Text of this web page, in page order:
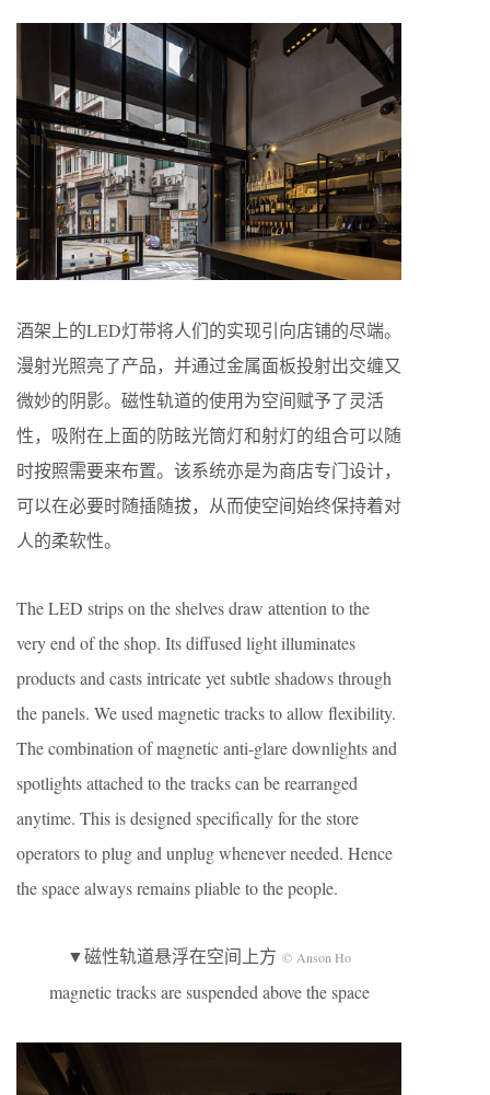
酒架上的LED灯带将人们的实现引向店铺的尽端。
漫射光照亮了产品，并通过金属面板投射出交缠又
微妙的阴影。磁性轨道的使用为空间赋予了灵活
性，吸附在上面的防眩光筒灯和射灯的组合可以随
时按照需要来布置。该系统亦是为商店专门设计，
可以在必要时随插随拔，从而使空间始终保持着对
人的柔软性。
The LED strips on the shelves draw attention to the
very end of the shop. Its diffused light illuminates
products and casts intricate yet subtle shadows through
the panels. We used magnetic tracks to allow flexibility.
The combination of magnetic anti-glare downlights and
spotlights attached to the tracks can be rearranged
anytime. This is designed specifically for the store
operators to plug and unplug whenever needed. Hence
the space always remains pliable to the people.
▼磁性轨道悬浮在空间上方 © Anson Ho
magnetic tracks are suspended above the space